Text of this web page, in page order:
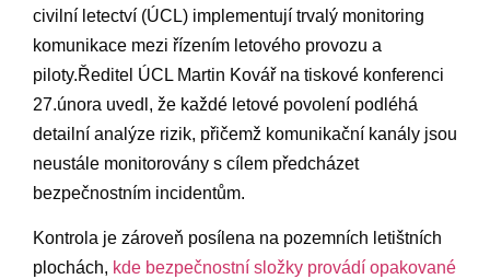
civilní letectví (ÚCL) implementují trvalý ⁢monitoring‍
komunikace mezi ‌řízením letového⁢ provozu a
piloty.Ředitel ÚCL‍ Martin Kovář na tiskové konferenci⁢
27.února uvedl, že každé letové povolení podléhá‍
detailní analýze rizik, přičemž komunikační kanály ⁣jsou
neustále monitorovány s cílem předcházet
‌bezpečnostním incidentům.
Kontrola⁣ je zároveň posílena‍ na pozemních letištních
plochách, kde bezpečnostní ⁣složky⁣ provádí opakované